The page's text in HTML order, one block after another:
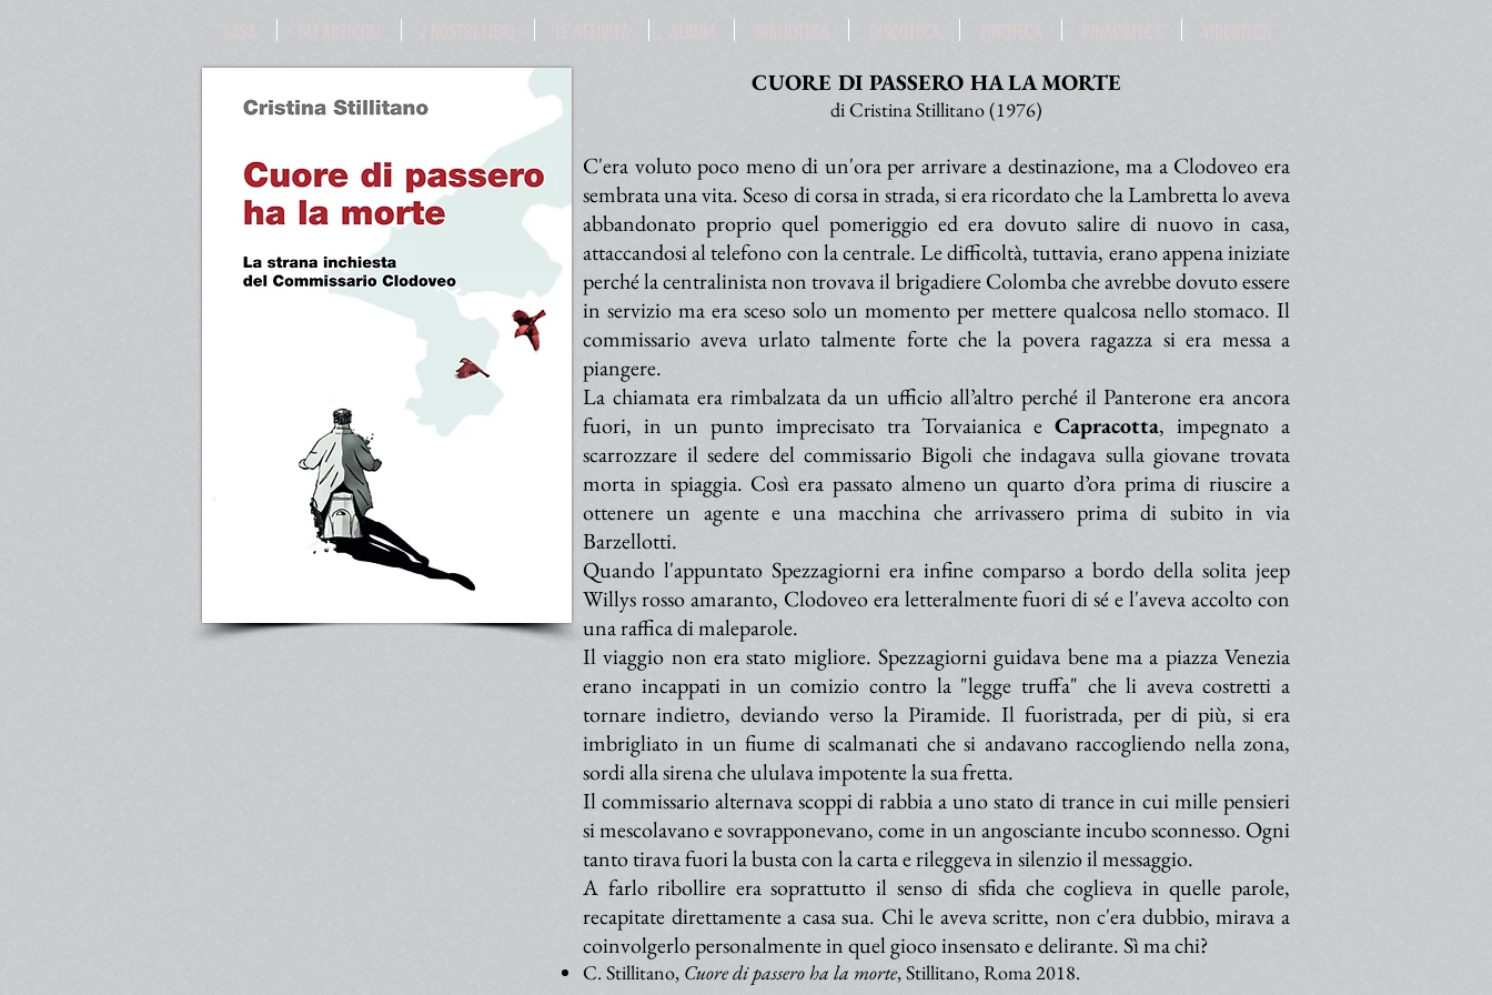
CUORE DI PASSERO HA LA MORTE
di Cristina Stillitano (1976)
C'era voluto poco meno di un'ora per arrivare a destinazione, ma a Clodoveo era
sembrata una vita. Sceso di corsa in strada, si era ricordato che la Lambretta lo aveva
abbandonato proprio quel pomeriggio ed era dovuto salire di nuovo in casa,
attaccandosi al telefono con la centrale. Le difficoltà, tuttavia, erano appena iniziate
perché la centralinista non trovava il brigadiere Colomba che avrebbe dovuto essere
in servizio ma era sceso solo un momento per mettere qualcosa nello stomaco. Il
commissario aveva urlato talmente forte che la povera ragazza si era messa a
piangere.
La chiamata era rimbalzata da un ufficio all’altro perché il Panterone era ancora
fuori, in un punto imprecisato tra Torvaianica eCapracotta, impegnato a
scarrozzare il sedere del commissario Bigoli che indagava sulla giovane trovata
morta in spiaggia. Così era passato almeno un quarto d’ora prima di riuscire a
ottenere un agente e una macchina che arrivassero prima di subito in via
Barzellotti.
Quando l'appuntato Spezzagiorni era infine comparso a bordo della solita jeep
Willys rosso amaranto, Clodoveo era letteralmente fuori di sé e l'aveva accolto con
una raffica di maleparole.
Il viaggio non era stato migliore. Spezzagiorni guidava bene ma a piazza Venezia
erano incappati in un comizio contro la "legge truffa" che li aveva costretti a
tornare indietro, deviando verso la Piramide. Il fuoristrada, per di più, si era
imbrigliato in un fiume di scalmanati che si andavano raccogliendo nella zona,
sordi alla sirena che ululava impotente la sua fretta.
Il commissario alternava scoppi di rabbia a uno stato di trance in cui mille pensieri
si mescolavano e sovrapponevano, come in un angosciante incubo sconnesso. Ogni
tanto tirava fuori la busta con la carta e rileggeva in silenzio il messaggio.
A farlo ribollire era soprattutto il senso di sfida che coglieva in quelle parole,
recapitate direttamente a casa sua. Chi le aveva scritte, non c'era dubbio, mirava a
coinvolgerlo personalmente in quel gioco insensato e delirante. Sì ma chi?
C. Stillitano, Cuore di passero ha la morte, Stillitano, Roma 2018.